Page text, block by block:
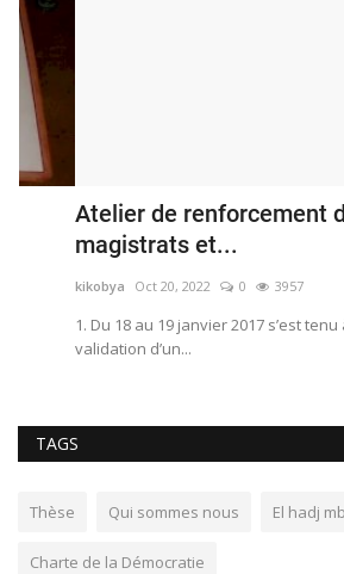
Atelier de renforcement des
magistrats et...
Oct 20, 2022 0 3957
1. Du 18 au 19 janvier 2017 s’est tenu à
validation d’un...
TAGS
Thèse Qui sommes nous El hadj
Charte de la Démocratie